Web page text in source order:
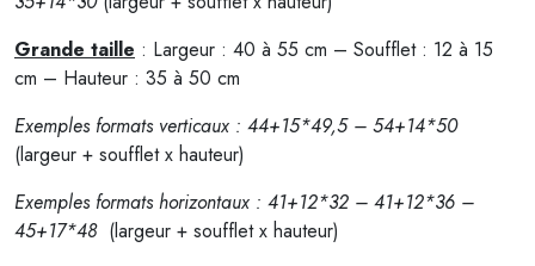
Grande taille : Largeur : 40 à 55 cm – Soufflet : 12 à 15
cm – Hauteur : 35 à 50 cm
Exemples formats verticaux : 44+15*49,5 – 54+14*50
(largeur + soufflet x hauteur)
Exemples formats horizontaux : 41+12*32 – 41+12*36 –
45+17*48 (largeur + soufflet x hauteur)